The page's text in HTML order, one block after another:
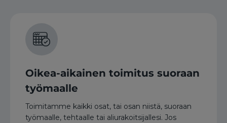
Oikea-aikainen toimitus suoraan
työmaalle
Toimitamme kaikki osat, tai osan niistä, suoraan
työmaalle, tehtaalle tai aliurakoitsijallesi. Jos